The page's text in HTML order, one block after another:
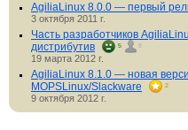
AgiliaLinux 8.0.0 — первый
3 октября 2011 г.
Часть разработчиков
дистрибутив
5 8
19 марта 2012 г.
AgiliaLinux 8.1.0 — новая
MOPSLinux/Slackware
2
9 октября 2012 г.